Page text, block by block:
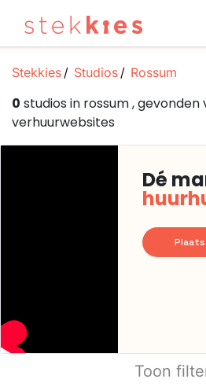
Stekkies Studios Rossum
0 studios in rossum ,
verhuurwebsites
Dé
Toon